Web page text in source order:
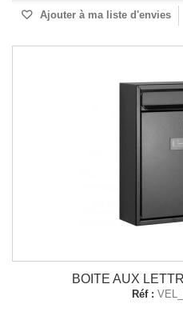
Ajouter à ma liste d'envies
BOITE AUX
Réf :